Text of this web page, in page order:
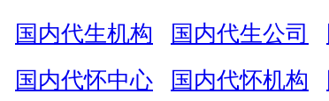
国内代生机构
国内代生公司
国内代怀中心
国内代怀机构